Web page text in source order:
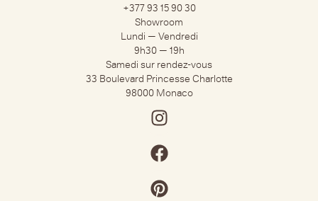
+377 93 15 90 30​
Showroom
Lundi — Vendredi
9h30 — 19h
Samedi sur rendez-vous
33 Boulevard Princesse Charlotte
98000 Monaco